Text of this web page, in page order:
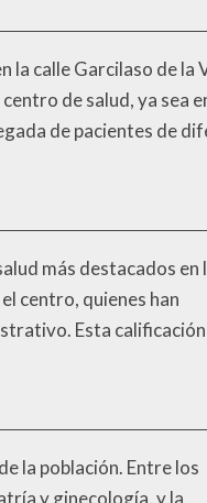
la calle Garcilaso de la
de salud, ya sea
de pacientes de
más destacados en
centro, quienes han
Esta calificación
la población. Entre los
y ginecología, y la